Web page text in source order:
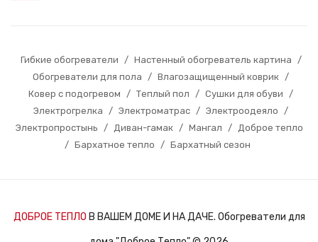
Гибкие обогреватели / Настенный обогреватель картина
/
Обогреватели для пола
/ Влагозащищенный коврик
/
Ковер с подогревом
/ Теплый пол / Сушки для обуви
/
Электрогрелка
/ Электроматрас / Электроодеяло
/
Электропростынь
/ Диван-гамак / Мангал /
Доброе тепло
/ Бархатное тепло / Бархатный сезон
ДОБРОЕ ТЕПЛО В ВАШЕМ ДОМЕ И НА ДАЧЕ. Обогреватели для